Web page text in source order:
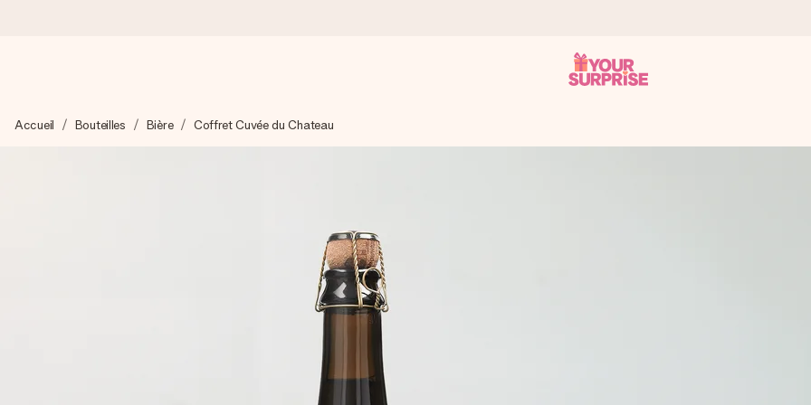
Nous préparons votre cadeau avec attention et l’envoyons en un éclair – pour que vous puissiez l’offrir au bon moment, quand
Nos cadeaux sont appréciés. Les clients nous attribuent une note de 4,7 sur Google Reviews (total de tous les pays où nous
Créez quelque chose d’unique en quelques étapes – avec son prénom, votre photo ou un message qui touche le cœur. Sans
Accueil Bouteilles Bière Coffret Cuvée du Chateau